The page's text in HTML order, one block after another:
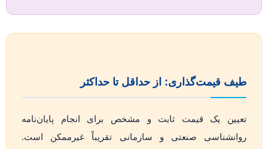
طیف قیمت‌گذاری: از حداقل تا حداکثر
تعیین یک قیمت ثابت و مشخص برای انجام پایان‌نامه
روانشناسی صنعتی و سازمانی تقریباً غیرممکن است.